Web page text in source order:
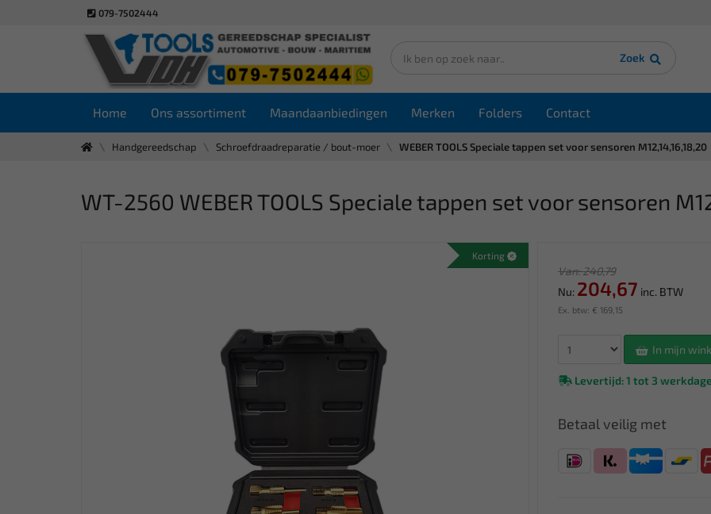
079-7502444
Zoek
Home Ons assortiment Maandaanbiedingen Merken Folders Contact
Handgereedschap Schroefdraadreparatie / bout-moer WEBER TOOLS Speciale tappen set voor sensoren M12,14,16,18,20
WT-2560 WEBER TOOLS Speciale tappen set voor sensoren
Korting
Van: 240,79
Nu: 204,67 inc. BTW
Ex. btw: € 169,15
In mijn
Levertijd: 1 tot 3
Betaal veilig met